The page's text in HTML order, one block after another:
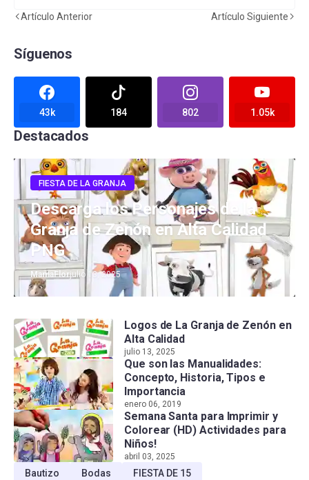
Artículo Anterior Artículo Siguiente
Síguenos
43k 184 802 1.05k
Destacados
FIESTA DE LA GRANJA
Descarga los Personajes de la
Granja de Zenón en Alta Calidad
PNG
MamaFlorjulio 13, 2025
Logos de La Granja de Zenón en
Alta Calidad
julio 13, 2025
Que son las Manualidades:
Concepto, Historia, Tipos e
Importancia
enero 06, 2019
Semana Santa para Imprimir y
Colorear (HD) Actividades para
Niños!
abril 03, 2025
Bautizo Bodas
FIESTA DE 15